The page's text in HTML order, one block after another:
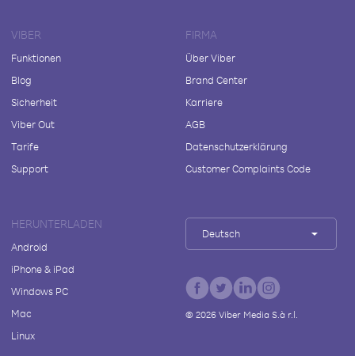
VIBER
Funktionen
Blog
Sicherheit
Viber Out
Tarife
Support
FIRMA
Über Viber
Brand Center
Karriere
AGB
Datenschutzerklärung
Customer Complaints Code
HERUNTERLADEN
Android
iPhone & iPad
Windows PC
Mac
Linux
Deutsch
© 2026Viber Media S.à r.l.